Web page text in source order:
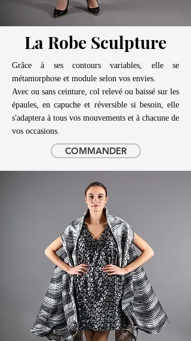
La Robe Sculpture
Grâce à ses contours variables, elle se
métamorphose et module selon vos envies.
Avec ou sans ceinture, col relevé ou baissé sur les
épaules, en capuche et réversible si besoin, elle
s'adaptera à tous vos mouvements et à chacune de
vos occasions.
COMMANDER